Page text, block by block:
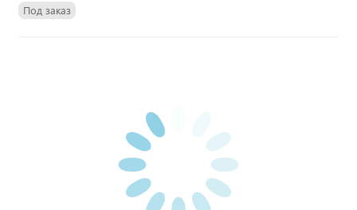
Под заказ